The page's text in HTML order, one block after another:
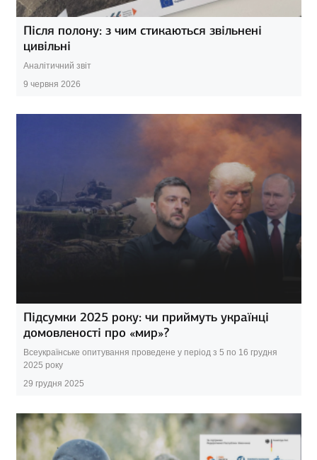
Після полону: з чим стикаються звільнені
цивільні
Аналітичний звіт
9 червня 2026
Підсумки 2025 року: чи приймуть українці
домовленості про «мир»?
Всеукраїнське опитування проведене у період з 5 по 16 грудня
2025 року
29 грудня 2025